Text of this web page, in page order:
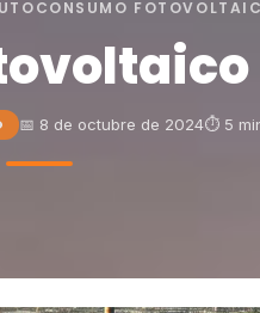
📅 8 de octubre de 2024⏱ 5